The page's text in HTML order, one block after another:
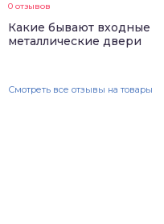
0 отзывов
Какие бывают входные
металлические двери
Смотреть все отзывы на товары